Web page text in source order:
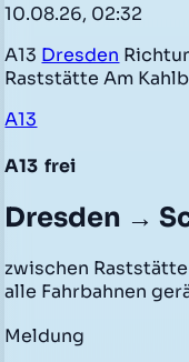
10.08.26, 02:32
A13 Dresden
Raststätte Am
A13
A13 frei
Dresden →
zwischen
alle Fahrbahnen
Meldung